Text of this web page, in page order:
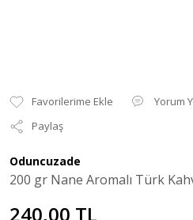
Yorum
Paylaş
Oduncuzade
200 gr Nane Aromalı Türk
240,00 TL